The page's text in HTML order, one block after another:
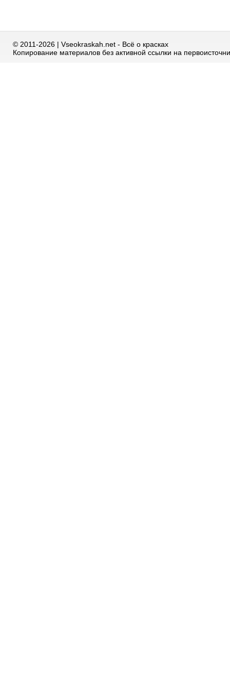
© 2011-2026 | Vseokraskah.net - Всё о красках
Копирование материалов без активной ссылки на